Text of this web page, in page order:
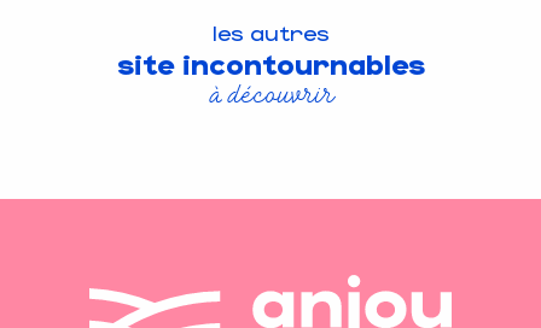
les autres
site incontournables
à découvrir